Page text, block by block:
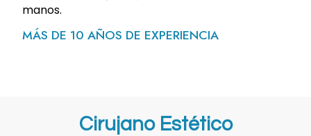
manos.
MÁS DE 10 AÑOS DE EXPERIENCIA
Cirujano Estético